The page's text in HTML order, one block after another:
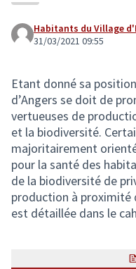
Habitants du Village
31/03/2021 09:55
Etant donné sa
d’Angers se doit de
vertueuses de
et la biodiversité.
majoritairement
pour la santé des
de la biodiversité de
production à proximité
est détaillée dans le